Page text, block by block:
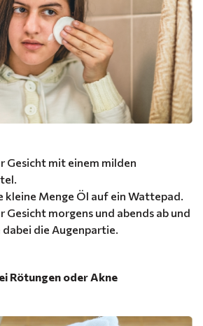
Gesicht mit einem milden
kleine Menge Öl auf ein Wattepad.
Gesicht morgens und abends ab und
die Augenpartie.
Rötungen oder Akne